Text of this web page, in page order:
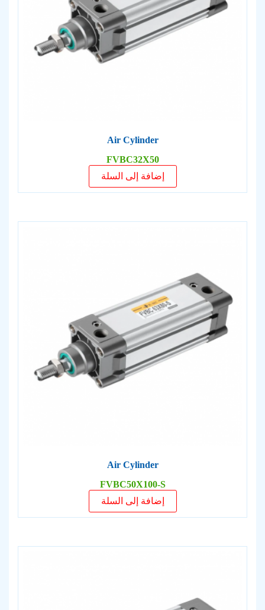
Air Cylinder
FVBC32X50
إضافة إلى السلة
Air Cylinder
FVBC50X100-S
إضافة إلى السلة